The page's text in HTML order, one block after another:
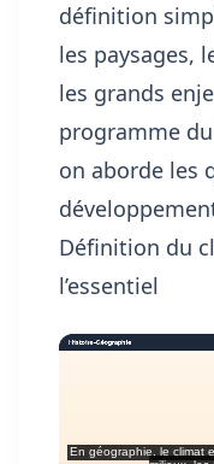
définition
les paysages,
les grands
programme
on aborde les
Définition du
l’essentiel